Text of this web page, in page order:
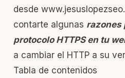
desde
contarte algunas razones
protocolo HTTPS en tu
a cambiar el HTTP a su
Tabla de contenidos